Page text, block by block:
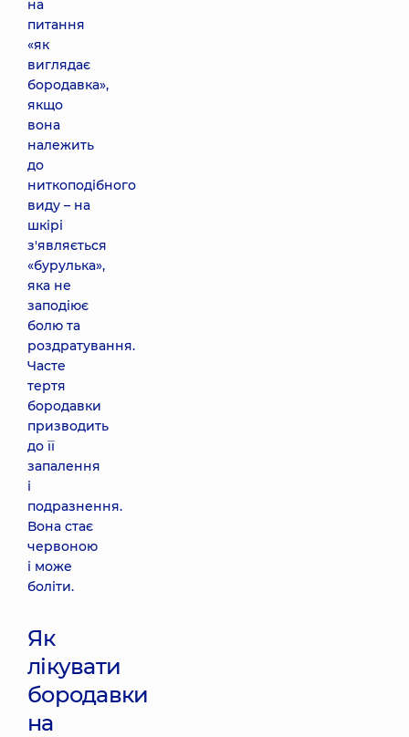
на
питання
«як
виглядає
бородавка»,
якщо
вона
належить
до
ниткоподібного
виду – на
шкірі
з'являється
«бурулька»,
яка не
заподіює
болю та
роздратування.
Часте
тертя
бородавки
призводить
до її
запалення
і
подразнення.
Вона стає
червоною
і може
боліти.
Як
лікувати
бородавки
на